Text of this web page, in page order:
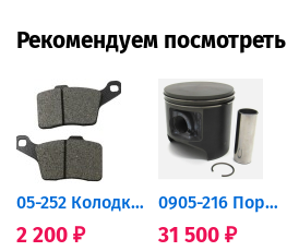
Рекомендуем посмотреть
05-252 Колодки тормозные...
2 200 ₽
0905-216 Поршень Arctic Cat...
31 500 ₽